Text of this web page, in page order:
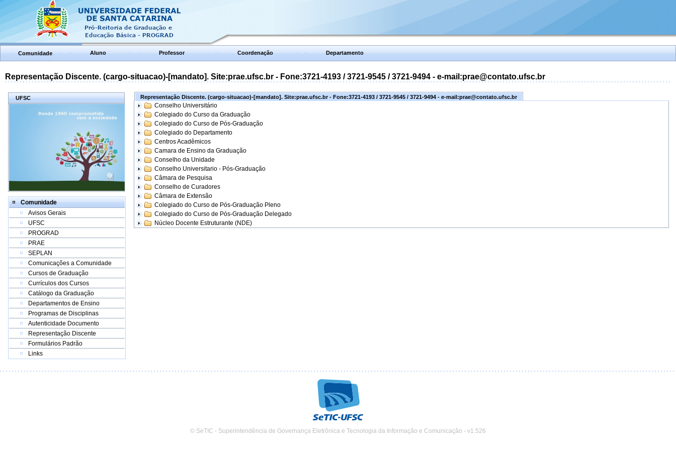
Comunidade Aluno Professor Coordenação Departamento
Representação Discente. (cargo-situacao)-[mandato]. Site:prae.ufsc.br - Fone:3721-4193 / 3721-9545 / 3721-9494 - e-mail:prae@contato.ufsc.br
UFSC
Comunidade
Avisos Gerais
UFSC
PROGRAD
PRAE
SEPLAN
Comunicações a Comunidade
Cursos de Graduação
Currículos dos Cursos
Catálogo da Graduação
Departamentos de Ensino
Programas de Disciplinas
Autenticidade Documento
Representação Discente
Formulários Padrão
Links
Representação Discente. (cargo-situacao)-[mandato]. Site:prae.ufsc.br - Fone:3721-4193 / 3721-9545 / 3721-9494 - e-mail:prae@contato.ufsc.br
Conselho Universitário
Colegiado do Curso da Graduação
Colegiado do Curso de Pós-Graduação
Colegiado do Departamento
Centros Acadêmicos
Camara de Ensino da Graduação
Conselho da Unidade
Conselho Universitario - Pós-Graduação
Câmara de Pesquisa
Conselho de Curadores
Câmara de Extensão
Colegiado do Curso de Pós-Graduação Pleno
Colegiado do Curso de Pós-Graduação Delegado
Núcleo Docente Estruturante (NDE)
© SeTIC - Superintendência de Governança Eletrônica e Tecnologia da Informação e Comunicação - v1.526